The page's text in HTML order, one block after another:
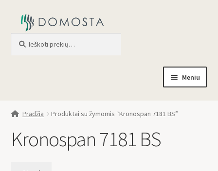
Meniu
Pradžia Produktai su žymomis “Kronospan 7181 BS”
Kronospan 7181 BS